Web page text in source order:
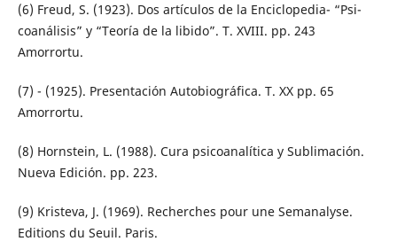
(6) Freud, S. (1923). Dos artículos de la Enciclopedia- “Psi-
coanálisis” y “Teoría de la libido”. T. XVIII. pp. 243
Amorrortu.
(7) - (1925). Presentación Autobiográfica. T. XX pp. 65
Amorrortu.
(8) Hornstein, L. (1988). Cura psicoanalítica y Sublimación.
Nueva Edición. pp. 223.
(9) Kristeva, J. (1969). Recherches pour une Semanalyse.
Editions du Seuil. Paris.